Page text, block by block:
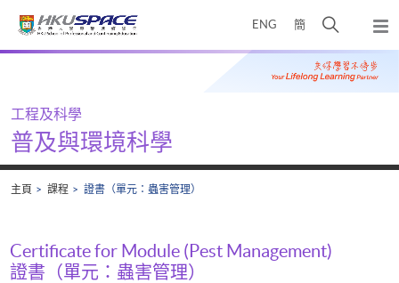
ENG 簡
開
搜
尋
彈
出
主
Main
工程及科學
普及與環境科學
主頁 課程 證書（單元：蟲害管理）
Certificate for Module (Pest Management)
證書（單元：蟲害管理）